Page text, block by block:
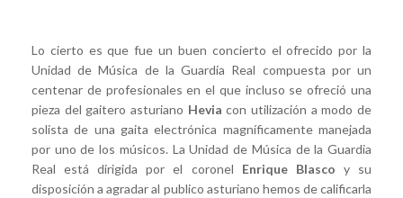
Lo cierto es que fue un buen concierto el ofrecido por la
Unidad de Música de la Guardia Real compuesta por un
centenar de profesionales en el que incluso se ofreció una
pieza del gaitero asturiano Hevia con utilización a modo de
solista de una gaita electrónica magníficamente manejada
por uno de los músicos. La Unidad de Música de la Guardia
Real está dirigida por el coronel Enrique Blasco y su
disposición a agradar al publico asturiano hemos de calificarla